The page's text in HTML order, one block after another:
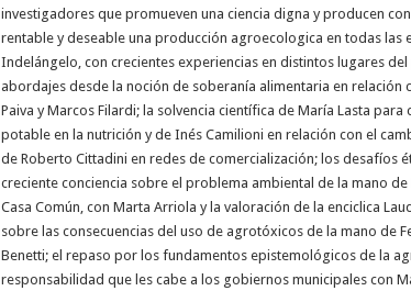
investigadores que promueven una ciencia digna y producen
rentable y deseable una producción agroecologica en todas las
Indelángelo, con crecientes experiencias en distintos lugares
abordajes desde la noción de soberanía alimentaria en relación
Paiva y Marcos Filardi; la solvencia científica de María Lasta
potable en la nutrición y de Inés Camilioni en relación con el
de Roberto Cittadini en redes de comercialización; los desafíos
creciente conciencia sobre el problema ambiental de la mano
Casa Común, con Marta Arriola y la valoración de la enciclica
sobre las consecuencias del uso de agrotóxicos de la mano de
Benetti; el repaso por los fundamentos epistemológicos de la
responsabilidad que les cabe a los gobiernos municipales con